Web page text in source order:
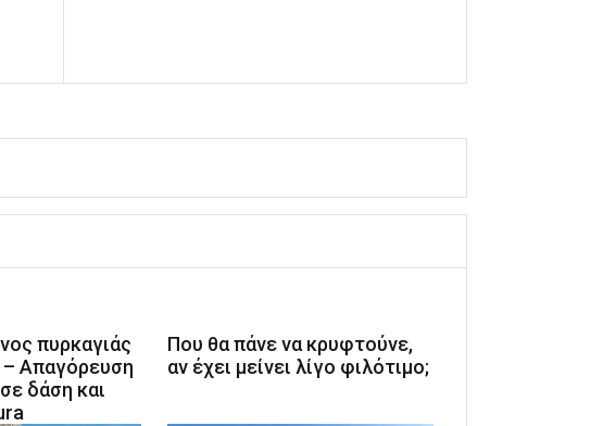
πυρκαγιάς
Απαγόρευση
δάση και
Που θα πάνε να κρυφτούνε,
αν έχει μείνει λίγο φιλότιμο;